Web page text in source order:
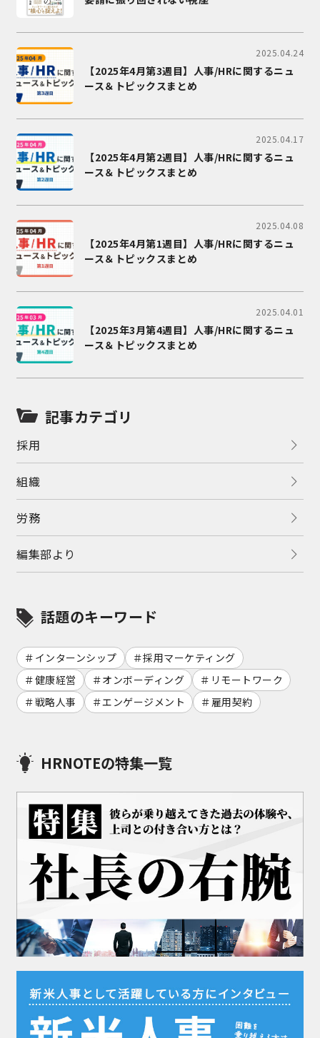
2025.04.24
【2025年4月第3週目】人事/HRに関するニュ
ース＆トピックスまとめ
2025.04.17
【2025年4月第2週目】人事/HRに関するニュ
ース＆トピックスまとめ
2025.04.08
【2025年4月第1週目】人事/HRに関するニュ
ース＆トピックスまとめ
2025.04.01
【2025年3月第4週目】人事/HRに関するニュ
ース＆トピックスまとめ
記事カテゴリ
採用
組織
労務
編集部より
話題のキーワード
インターンシップ
採用マーケティング
健康経営
オンボーディング
リモートワーク
戦略人事
エンゲージメント 雇用契約
HRNOTEの特集一覧